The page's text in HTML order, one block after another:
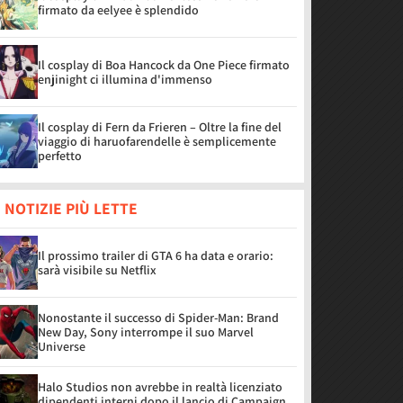
firmato da eelyee è splendido
Il cosplay di Boa Hancock da One Piece firmato
enjinight ci illumina d'immenso
Il cosplay di Fern da Frieren – Oltre la fine del
viaggio di haruofarendelle è semplicemente
perfetto
NOTIZIE PIÙ LETTE
Il prossimo trailer di GTA 6 ha data e orario:
sarà visibile su Netflix
Nonostante il successo di Spider-Man: Brand
New Day, Sony interrompe il suo Marvel
Universe
Halo Studios non avrebbe in realtà licenziato